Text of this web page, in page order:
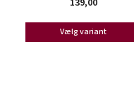
139,00
Vælg variant